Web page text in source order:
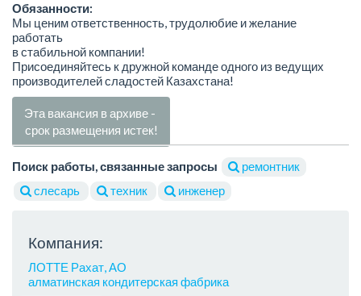
Обязанности:
Мы ценим ответственность, трудолюбие и желание
работать
в стабильной компании!
Присоединяйтесь к дружной команде одного из ведущих
производителей сладостей Казахстана!
Эта вакансия в архиве -
срок размещения истек!
Поиск работы, связанные запросы
ремонтник
слесарь
техник инженер
Компания:
ЛОТТЕ Рахат, АО
алматинская кондитерская фабрика